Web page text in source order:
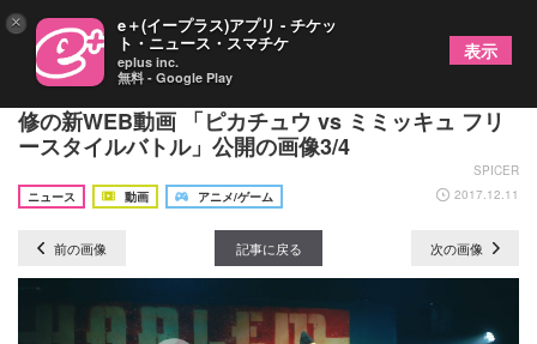
世界初!? ポケモンのガチラップバトル DOTAMA監
修の新WEB動画 「ピカチュウ vs ミミッキュ フリ
ースタイルバトル」公開の画像3/4
SPICER
ニュース
動画 アニメ/ゲーム 2017.12.11
前の画像 記事に戻る 次の画像
× e＋(イープラス)アプリ - チケッ
ト・ニュース・スマチケ
eplus inc.
無料 - Google Play
表示